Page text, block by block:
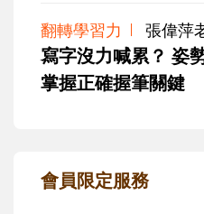
翻轉學習力 張偉萍
寫字沒力喊累？ 姿
掌握正確握筆關鍵
會員限定服務